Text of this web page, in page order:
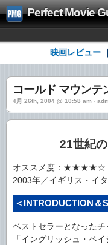
Perfect Movie
映画レビュー
コールド マウンテ
4月 26th, 2004 @ 10:58 am ›
21世紀
オススメ度：★★★★☆
2003年／イギリス・イ
＜INTRODUCTION＆
ベストセラーとなった
「イングリッシュ・ペ